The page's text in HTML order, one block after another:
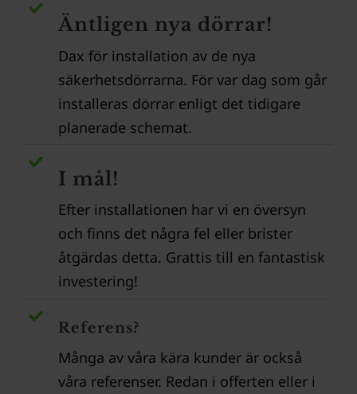
Äntligen nya dörrar!
Dax för installation av de nya
säkerhetsdörrarna. För var dag som går
installeras dörrar enligt det tidigare
planerade schemat.
I mål!
Efter installationen har vi en översyn
och finns det några fel eller brister
åtgärdas detta. Grattis till en fantastisk
investering!
Referens?
Många av våra kära kunder är också
våra referenser. Redan i offerten eller i